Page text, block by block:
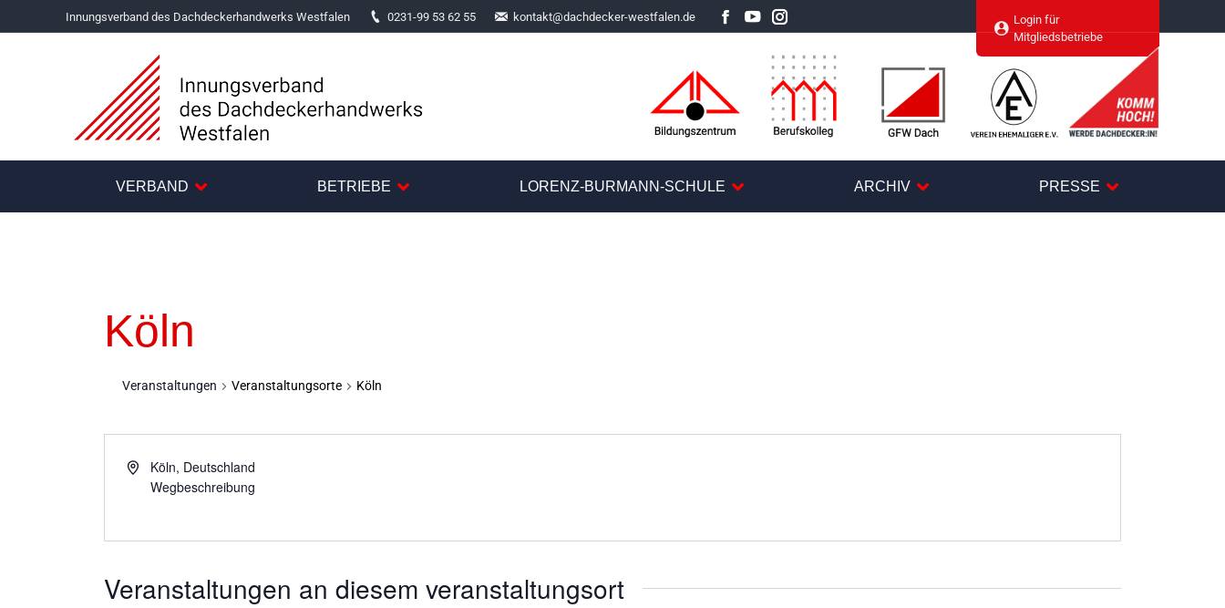
Innungsverband des Dachdeckerhandwerks Westfalen 0231-99 53 62 55 kontakt@dachdecker-westfalen.de
Facebook
YouTubeInstagram
Login für
Mitgliedsbetriebe
VERBAND BETRIEBE LORENZ-BURMANN-SCHULE ARCHIV PRESSE
Köln
Veranstaltungen Veranstaltungsorte Köln
Köln, Deutschland
Wegbeschreibung
Veranstaltungen an diesem veranstaltungsort